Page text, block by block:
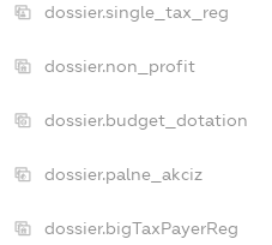
dossier.single_tax_reg
dossier.non_profit
dossier.budget_dotation
dossier.palne_akciz
dossier.bigTaxPayerReg